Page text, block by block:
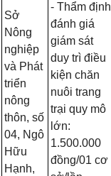
Sở
Nông
nghiệp
và Phát
triển
nông
thôn, số
04, Ngô
Hữu
Hạnh,
- Thẩm định
đánh giá
giám sát
duy trì điều
kiện chăn
nuôi trang
trại quy mô
lớn:
1.500.000
đồng/01 cơ